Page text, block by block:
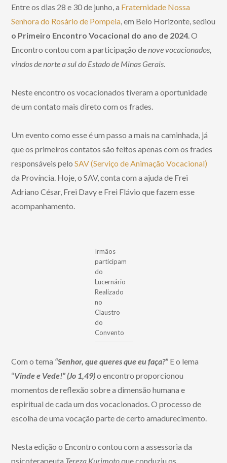
Entre os dias 28 e 30 de junho, a Fraternidade Nossa
Senhora do Rosário de Pompeia, em Belo Horizonte, sediou
o Primeiro Encontro Vocacional do ano de 2024. O
Encontro contou com a participação denove vocacionados,
vindos de norte a sul do Estado de Minas Gerais.
Neste encontro os vocacionados tiveram a oportunidade
de um contato mais direto com os frades.
Um evento como esse é um passo a mais na caminhada, já
que os primeiros contatos são feitos apenas com os frades
responsáveis peloSAV (Serviço de Animação Vocacional)
da Província. Hoje, o SAV, conta com a ajuda de Frei
Adriano César, Frei Davy e Frei Flávio que fazem esse
acompanhamento.
Irmãos
participam
do
Lucernário
Realizado
no
Claustro
do
Convento
Com o tema “Senhor, que queres que eu faça?” E o lema
“Vinde e Vede!” (Jo 1,49)o encontro proporcionou
momentos de reflexão sobre a dimensão humana e
espiritual de cada um dos vocacionados. O processo de
escolha de uma vocação parte de certo amadurecimento.
Nesta edição o Encontro contou com a assessoria da
psicoterapeuta Tereza Kurimotoque conduziu os